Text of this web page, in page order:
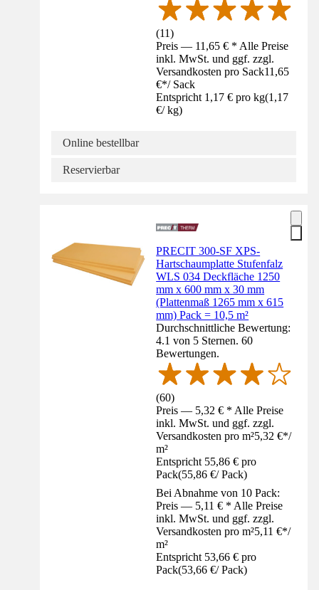
(11)
Preis — 11,65 € * Alle Preise
inkl. MwSt. und ggf. zzgl.
Versandkosten pro Sack11,65
€*/ Sack
Entspricht 1,17 € pro kg(1,17
€/ kg)
Online bestellbar
Reservierbar
PRECIT 300-SF XPS-
Hartschaumplatte Stufenfalz
WLS 034 Deckfläche 1250
mm x 600 mm x 30 mm
(Plattenmaß 1265 mm x 615
mm) Pack = 10,5 m²
Durchschnittliche Bewertung:
4.1 von 5 Sternen. 60
Bewertungen.
(60)
Preis — 5,32 € * Alle Preise
inkl. MwSt. und ggf. zzgl.
Versandkosten pro m²5,32 €*/
m²
Entspricht 55,86 € pro
Pack(55,86 €/ Pack)
Bei Abnahme von 10 Pack:
Preis — 5,11 € * Alle Preise
inkl. MwSt. und ggf. zzgl.
Versandkosten pro m²5,11 €*/
m²
Entspricht 53,66 € pro
Pack(53,66 €/ Pack)